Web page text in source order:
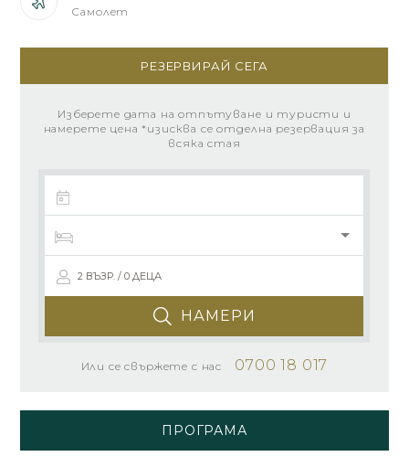
Самолет
РЕЗЕРВИРАЙ СЕГА
Изберете дата на отпътуване и туристи и
намерете цена *изисква се отделна резервация за
всяка стая
2 ВЪЗР. / 0 ДЕЦА
НАМЕРИ
Или се свържете с нас 0700 18 017
ПРОГРАМА